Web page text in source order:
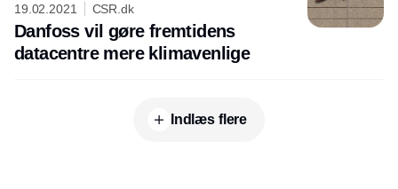
19.02.2021 CSR.dk
Danfoss vil gøre fremtidens
datacentre mere klimavenlige
Indlæs flere